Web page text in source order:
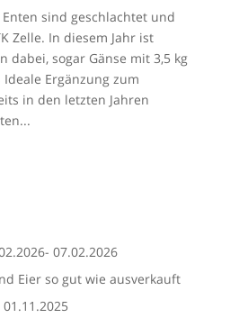
sind geschlachtet und
Zelle. In diesem Jahr ist
dabei, sogar Gänse mit 3,5 kg
Ergänzung zum
in den letzten Jahren
07.02.2026
Eier so gut wie ausverkauft